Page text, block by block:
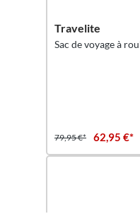
Travelite
Sac de voyage à
79,95 €* 62,95 €*